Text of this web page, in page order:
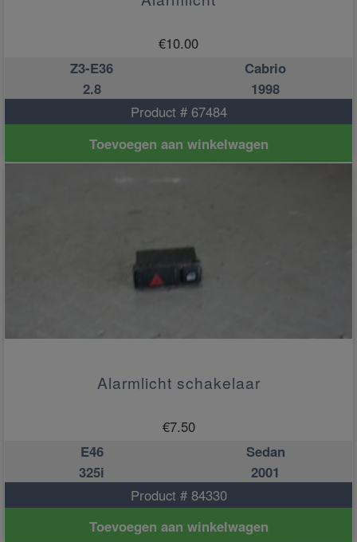
€10.00
Z3-E36
Cabrio
2.8
1998
Product # 67484
Toevoegen aan winkelwagen
Alarmlicht schakelaar
€7.50
E46
Sedan
325i
2001
Product # 84330
Toevoegen aan winkelwagen